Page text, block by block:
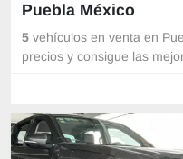
Puebla México
5 vehículos en venta en
precios y consigue las